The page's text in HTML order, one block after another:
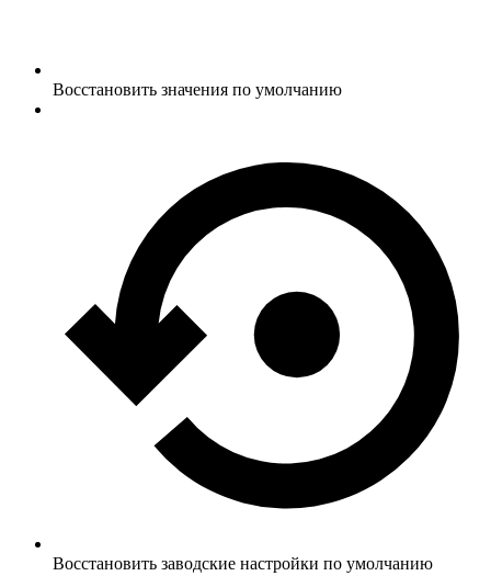
Восстановить значения по умолчанию
Восстановить заводские настройки по умолчанию